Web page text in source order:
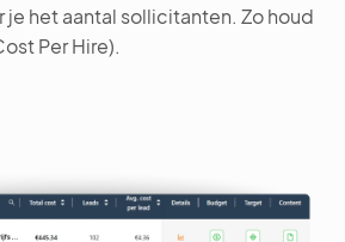
je het aantal sollicitanten. Zo houd
Per Hire).